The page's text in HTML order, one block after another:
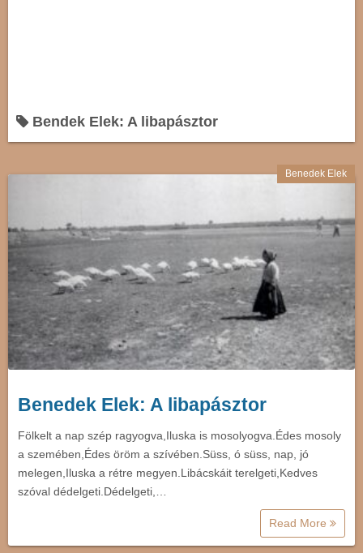
Bendek Elek: A libapásztor
Benedek Elek
Benedek Elek: A libapásztor
Fölkelt a nap szép ragyogva,Iluska is mosolyogva.Édes mosoly
a szemében,Édes öröm a szívében.Süss, ó süss, nap, jó
melegen,Iluska a rétre megyen.Libácskáit terelgeti,Kedves
szóval dédelgeti.Dédelgeti,…
Read More